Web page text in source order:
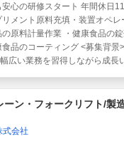
安心の研修スタート 年間休日
メント原料充填・装置オペ
原料計量作業 ・健康食品の
品のコーティング <募集背景
広い業務を習得しながら成長
ーン・フォークリフト/製
式会社